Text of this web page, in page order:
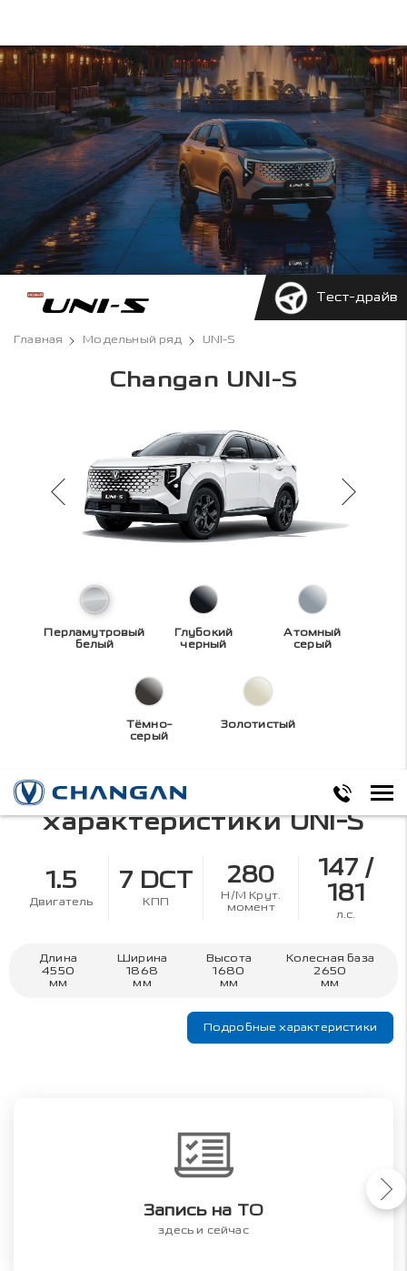
Тест-драйв
Главная Модельный ряд UNI-S
Changan UNI-S
Перламутровый
белый
Глубокий
черный
Атомный
серый
Тёмно-
серый
Золотистый
Технические
характеристикиUNI-S
1.5
Двигатель
7 DCT
КПП
280
Н/М Крут.
момент
147 /
181
л.с.
Длина
4550
мм
Ширина
1868
мм
Высота
1680
мм
Колесная база
2650
мм
Подробные характеристики
Запись на ТО
здесь и сейчас